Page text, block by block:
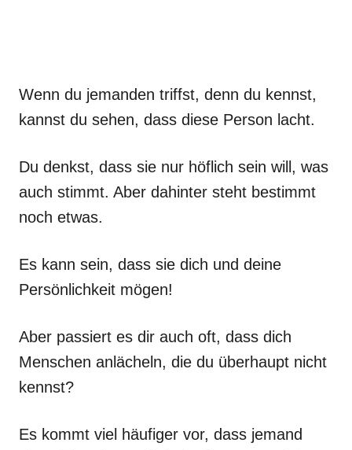
Wenn du jemanden triffst, denn du kennst,
kannst du sehen, dass diese Person lacht.
Du denkst, dass sie nur höflich sein will, was
auch stimmt. Aber dahinter steht bestimmt
noch etwas.
Es kann sein, dass sie dich und deine
Persönlichkeit mögen!
Aber passiert es dir auch oft, dass dich
Menschen anlächeln, die du überhaupt nicht
kennst?
Es kommt viel häufiger vor, dass jemand